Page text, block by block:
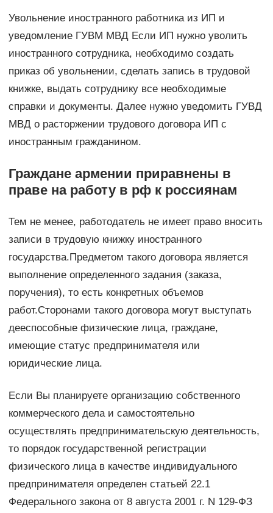
Увольнение иностранного работника из ИП и
уведомление ГУВМ МВД Если ИП нужно уволить
иностранного сотрудника, необходимо создать
приказ об увольнении, сделать запись в трудовой
книжке, выдать сотруднику все необходимые
справки и документы. Далее нужно уведомить ГУВД
МВД о расторжении трудового договора ИП с
иностранным гражданином.
Граждане армении приравнены в
праве на работу в рф к россиянам
Тем не менее, работодатель не имеет право вносить
записи в трудовую книжку иностранного
государства.Предметом такого договора является
выполнение определенного задания (заказа,
поручения), то есть конкретных объемов
работ.Сторонами такого договора могут выступать
дееспособные физические лица, граждане,
имеющие статус предпринимателя или
юридические лица.
Если Вы планируете организацию собственного
коммерческого дела и самостоятельно
осуществлять предпринимательскую деятельность,
то порядок государственной регистрации
физического лица в качестве индивидуального
предпринимателя определен статьей 22.1
Федерального закона от 8 августа 2001 г. N 129-ФЗ